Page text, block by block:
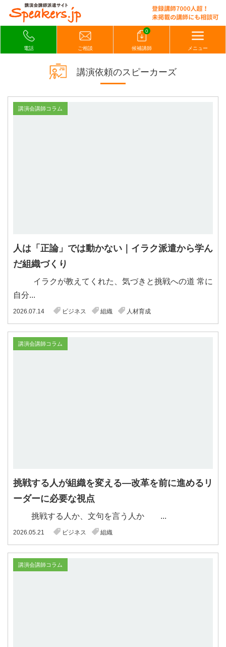
電話 ご相談
0
候補講師 メニュー
講演依頼のスピーカーズ
講演会講師コラム
人は「正論」では動かない｜イラク派遣から学ん
だ組織づくり
イラクが教えてくれた、気づきと挑戦への道 常に
自分...
2026.07.14 ビジネス 組織 人材育成
講演会講師コラム
挑戦する人が組織を変える―改革を前に進めるリ
ーダーに必要な視点
挑戦する人か、文句を言う人か ...
2026.05.21 ビジネス 組織
講演会講師コラム